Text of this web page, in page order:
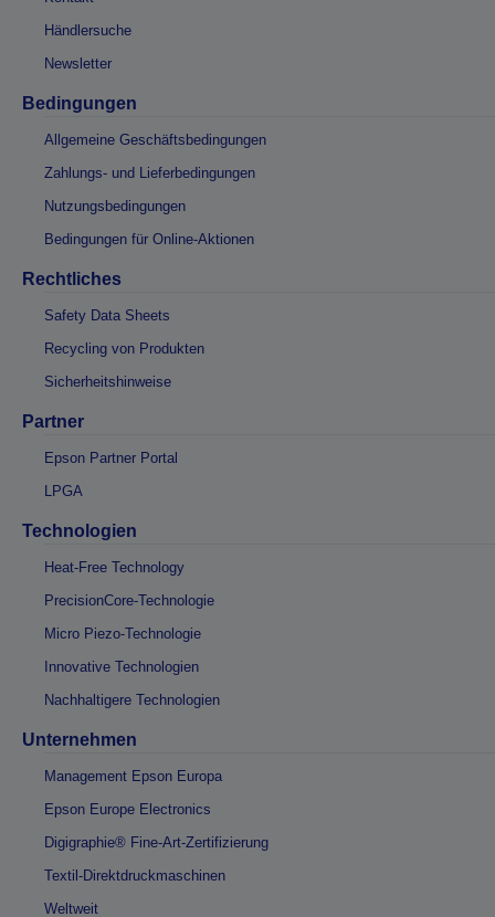
Händlersuche
Newsletter
Bedingungen
Allgemeine Geschäftsbedingungen
Zahlungs- und Lieferbedingungen
Nutzungsbedingungen
Bedingungen für Online-Aktionen
Rechtliches
Safety Data Sheets
Recycling von Produkten
Sicherheitshinweise
Partner
Epson Partner Portal
LPGA
Technologien
Heat-Free Technology
PrecisionCore-Technologie
Micro Piezo-Technologie
Innovative Technologien
Nachhaltigere Technologien
Unternehmen
Management Epson Europa
Epson Europe Electronics
Digigraphie® Fine-Art-Zertifizierung
Textil-Direktdruckmaschinen
Weltweit